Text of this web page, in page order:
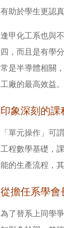
有助於學生更認
逢甲化工系也與
四，而且是有學
常是半導體相關
工廠的最高效益。
印象深刻的課
「單元操作」可
工程數學基礎，
能的生產流程，
從擔任系學會
為了替系上同學